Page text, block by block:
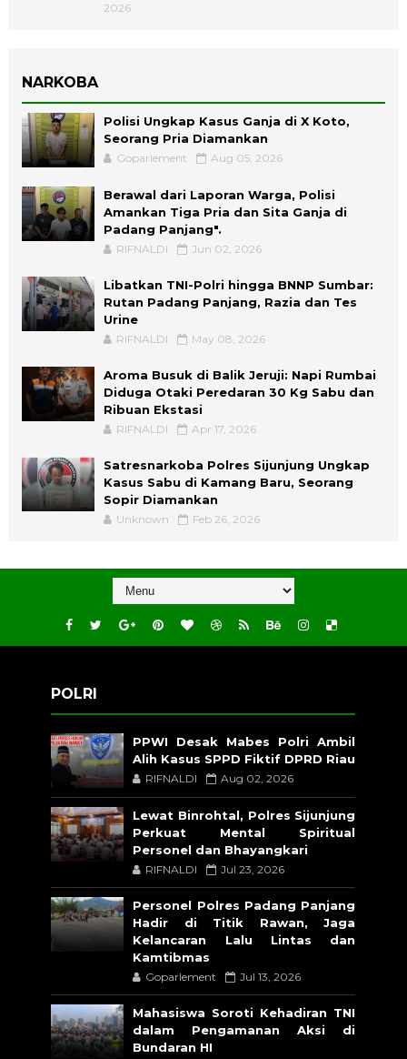
2026
NARKOBA
Polisi Ungkap Kasus Ganja di X Koto,
Seorang Pria Diamankan
Goparlement Aug 05, 2026
Berawal dari Laporan Warga, Polisi
Amankan Tiga Pria dan Sita Ganja di
Padang Panjang".
RIFNALDI Jun 02, 2026
Libatkan TNI-Polri hingga BNNP Sumbar:
Rutan Padang Panjang, Razia dan Tes
Urine
RIFNALDI May 08, 2026
Aroma Busuk di Balik Jeruji: Napi Rumbai
Diduga Otaki Peredaran 30 Kg Sabu dan
Ribuan Ekstasi
RIFNALDI Apr 17, 2026
Satresnarkoba Polres Sijunjung Ungkap
Kasus Sabu di Kamang Baru, Seorang
Sopir Diamankan
Unknown Feb 26, 2026
POLRI
PPWI Desak Mabes Polri Ambil
Alih Kasus SPPD Fiktif DPRD Riau
RIFNALDI Aug 02, 2026
Lewat Binrohtal, Polres Sijunjung
Perkuat Mental Spiritual
Personel dan Bhayangkari
RIFNALDI Jul 23, 2026
Personel Polres Padang Panjang
Hadir di Titik Rawan, Jaga
Kelancaran Lalu Lintas dan
Kamtibmas
Goparlement Jul 13, 2026
Mahasiswa Soroti Kehadiran TNI
dalam Pengamanan Aksi di
Bundaran HI